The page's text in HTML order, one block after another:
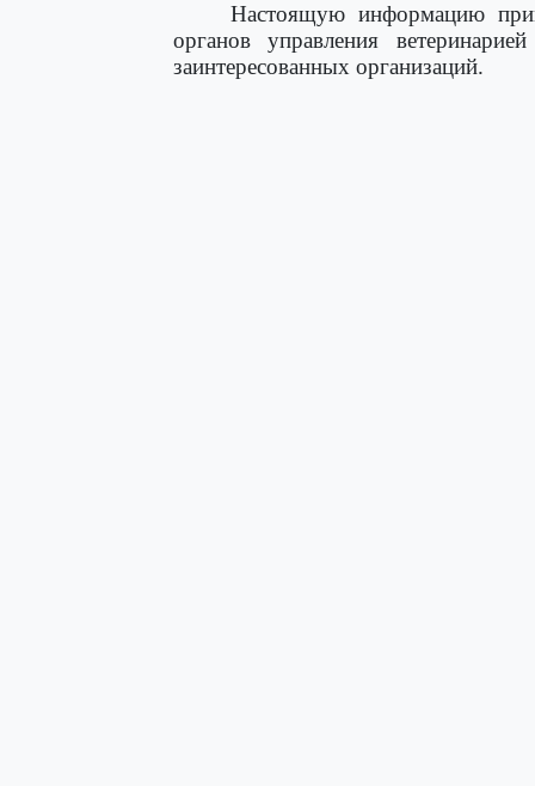
Настоящую информацию
органов управления
заинтересованных организаций.